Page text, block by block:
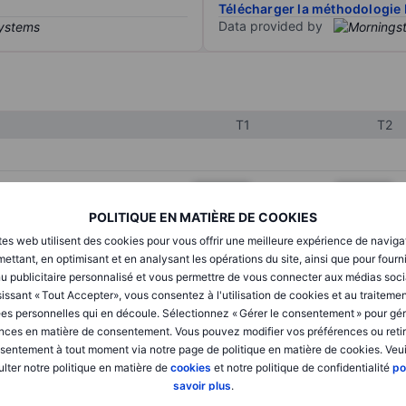
POLITIQUE EN MATIÈRE DE COOKIES
web utilisent des cookies pour vous offrir une meilleure expérience de
en optimisant et en analysant les opérations du site, ainsi que pour
publicitaire personnalisé et vous permettre de vous connecter aux médias
« Tout Accepter», vous consentez à l'utilisation de cookies et au
personnelles qui en découle. Sélectionnez « Gérer le consentement » pour
en matière de consentement. Vous pouvez modifier vos préférences ou
à tout moment via notre page de politique en matière de cookies.
notre politique en matière de cookies et notre politique de confidentialité
savoir plus.
Télécharger la méthodologie
Data provided by
T1 T2
XXXXXXX XXXXXXX
XXXXXXX
XXXXXXX XXXXXXX
XXXXXXX XXXXXXX
XXXXXXX XXXXXXX